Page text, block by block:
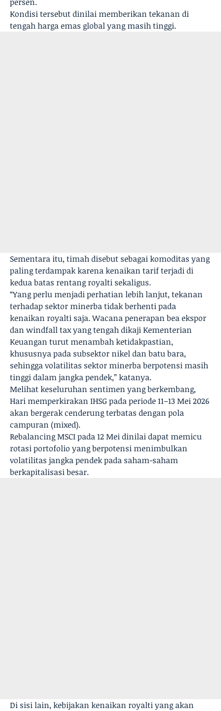
Kondisi tersebut dinilai memberikan tekanan di
tengah harga emas global yang masih tinggi.
Sementara itu, timah disebut sebagai komoditas yang
paling terdampak karena kenaikan tarif terjadi di
kedua batas rentang royalti sekaligus.
“Yang perlu menjadi perhatian lebih lanjut, tekanan
terhadap sektor minerba tidak berhenti pada
kenaikan royalti saja. Wacana penerapan bea ekspor
dan windfall tax yang tengah dikaji Kementerian
Keuangan turut menambah ketidakpastian,
khususnya pada subsektor nikel dan batu bara,
sehingga volatilitas sektor minerba berpotensi masih
tinggi dalam jangka pendek,” katanya.
Melihat keseluruhan sentimen yang berkembang,
Hari memperkirakan IHSG pada periode 11–13 Mei 2026
akan bergerak cenderung terbatas dengan pola
campuran (mixed).
Rebalancing MSCI pada 12 Mei dinilai dapat memicu
rotasi portofolio yang berpotensi menimbulkan
volatilitas jangka pendek pada saham-saham
berkapitalisasi besar.
Di sisi lain, kebijakan kenaikan royalti yang akan